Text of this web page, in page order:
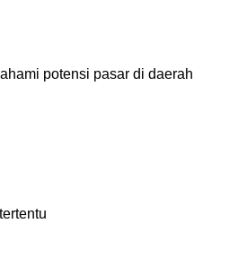
potensi pasar di daerah